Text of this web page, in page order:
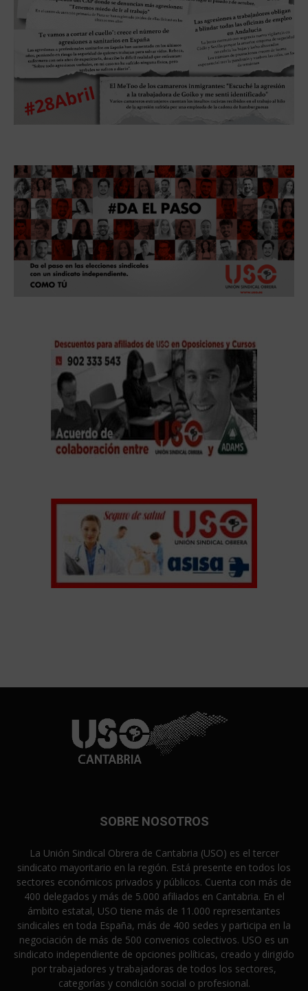
SOBRE NOSOTROS
La Unión Sindical Obrera de Cantabria (USO) es el tercer
sindicato mayoritario en la región. Está presente en todos los
sectores económicos privados y públicos. Cuenta con más de
400 delegados y más de 5.000 afiliados en Cantabria. En el
ámbito estatal, USO tiene más de 11.000 representantes
sindicales en toda España, más de 400 sedes y participa en la
negociación de más de 500 convenios colectivos. USO es un
sindicato independiente de opciones políticas, creado y dirigido
por trabajadores y trabajadoras de todos los sectores,
categorías y condición social o profesional.